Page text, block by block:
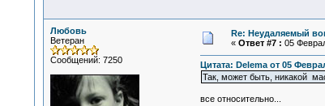
Любовь
Ветеран
Сообщений: 7250
Re: Неудаляемый
« Ответ #7 : 05
Цитата: Delema от 05
Так, может быть, никакой
все относительно...